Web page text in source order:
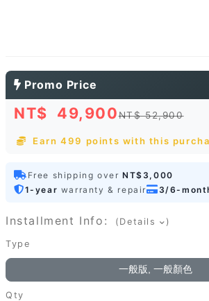
Promo Price
NT$ 49,900NT$ 52,900
Earn 499 points with this
Free shipping overNT$3,000
1-year warranty & repair 3/6-
Installment Info: (Details )
Type
一般版, 一般顏色
Qty